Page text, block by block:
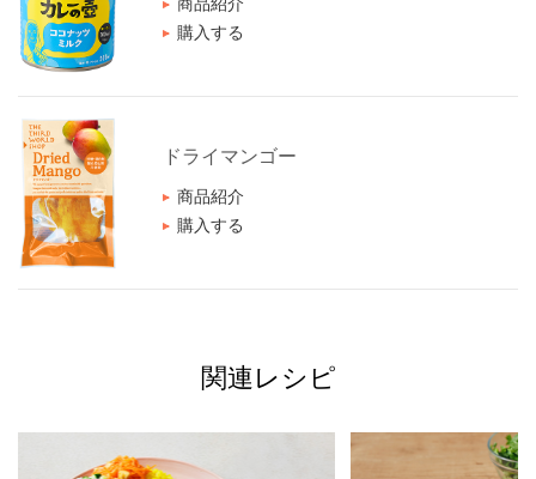
購入する
ドライマンゴー
商品紹介
購入する
関連レシピ